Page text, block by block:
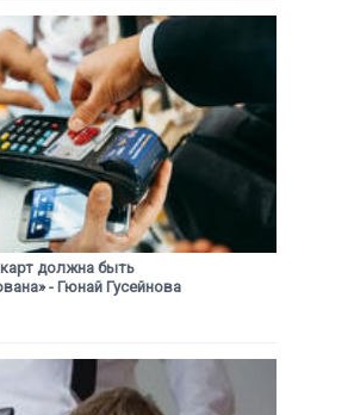
должна быть
- Гюнай Гусейнова